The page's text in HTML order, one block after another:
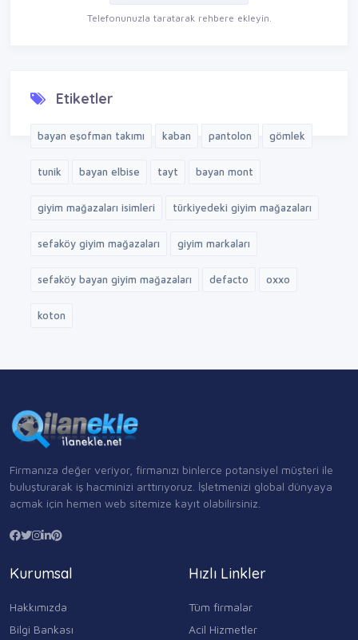
Telefonunuzla taratarak rehbere ekleyin.
Etiketler
bayan eşofman takımı kaban pantolon gömlek
tunik bayan elbise tayt bayan mont
giyim mağazaları isimleri türkiyedeki giyim mağazaları
sefaköy giyim mağazaları giyim markaları
sefaköy bayan giyim mağazaları defacto oxxo
koton
Firmanıza değer veriyor, firmanızı binlerce potansiyel müşteri ile
buluşturarak iş hacminizi arttırıyoruz. İşletmenizi global dünyaya
açmak için hemen web sitemize kayıt olabilirsiniz.
Kurumsal
Hakkımızda
Bilgi Bankası
Hızlı Linkler
Tüm firmalar
Acil Hizmetler